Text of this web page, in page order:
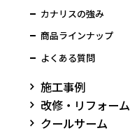
カナリスの強み
商品ラインナップ
よくある質問
施工事例
改修・リフォーム
クールサーム